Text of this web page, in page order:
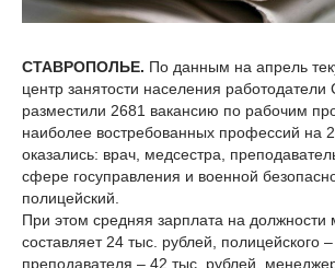
СТАВРОПОЛЬЕ. По данным на апрель
центр занятости населения работодатели
разместили 2681 вакансию по рабочим
наиболее востребованных профессий на
оказались: врач, медсестра,
сфере госуправления и военной
полицейский.
При этом средняя зарплата на должности
составляет 24 тыс. рублей, полицейского
преподавателя – 42 тыс. рублей,